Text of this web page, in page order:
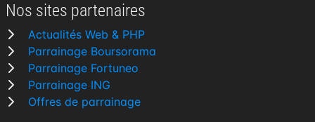
Nos sites partenaires
Actualités Web & PHP
Parrainage Boursorama
Parrainage Fortuneo
Parrainage ING
Offres de parrainage